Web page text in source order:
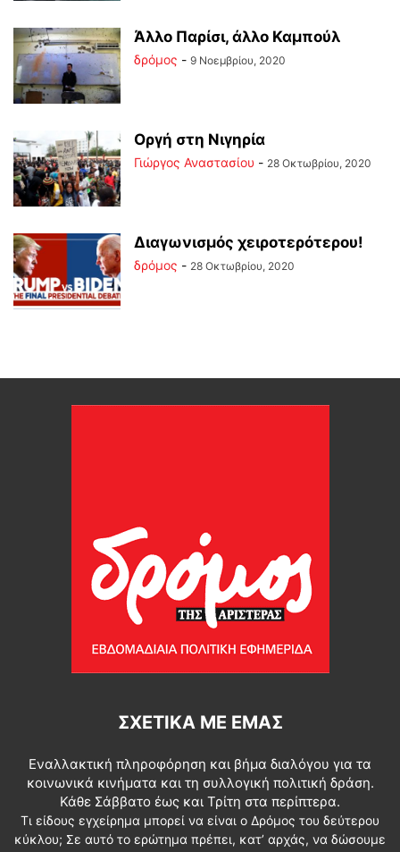
Άλλο Παρίσι, άλλο Καμπούλ
δρόμος - 9 Νοεμβρίου, 2020
Οργή στη Νιγηρία
Γιώργος Αναστασίου - 28 Οκτωβρίου, 2020
Διαγωνισμός χειροτερότερου!
δρόμος - 28 Οκτωβρίου, 2020
ΣΧΕΤΙΚΆ ΜΕ ΕΜΆΣ
Εναλλακτική πληροφόρηση και βήμα διαλόγου για τα
κοινωνικά κινήματα και τη συλλογική πολιτική δράση.
Κάθε Σάββατο έως και Τρίτη στα περίπτερα.
Τι είδους εγχείρημα μπορεί να είναι ο Δρόμος του δεύτερου
κύκλου; Σε αυτό το ερώτημα πρέπει, κατ’ αρχάς, να δώσουμε